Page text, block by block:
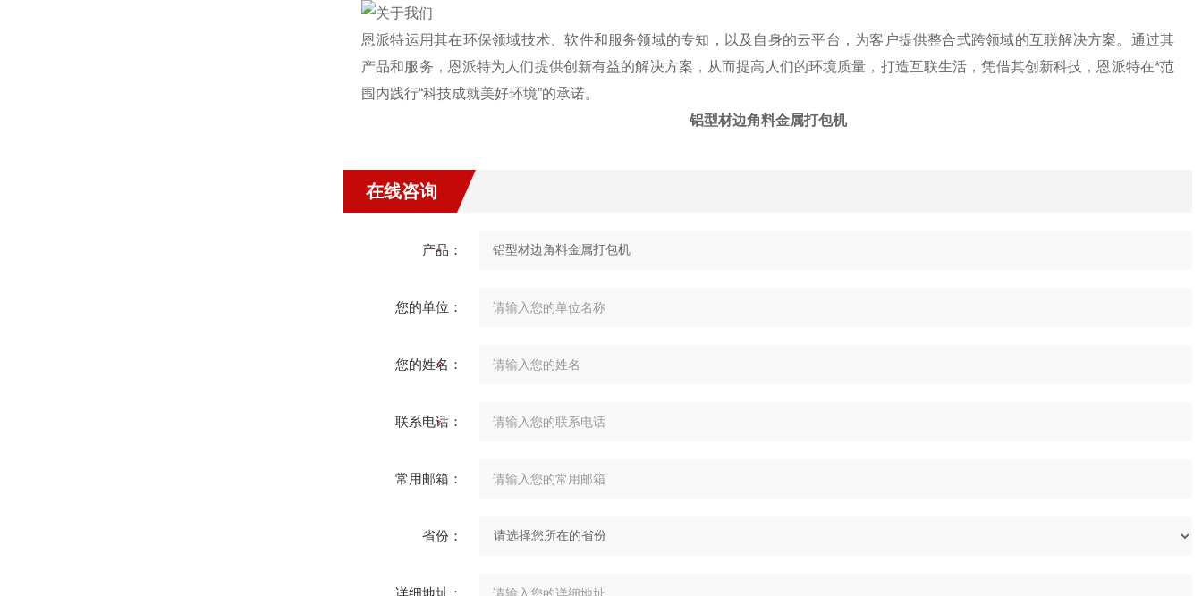
恩派特运用其在环保领域技术、软件和服务领域的专知，以及自身的云平台，为客户提供整合式跨领域的互联解决方案。通过其
产品和服务，恩派特为人们提供创新有益的解决方案，从而提高人们的环境质量，打造互联生活，凭借其创新科技，恩派特在*范
围内践行“科技成就美好环境”的承诺。
铝型材边角料金属打包机
在线咨询
产品：
您的单位：
您的姓名：
联系电话：
常用邮箱：
省份：
详细地址：